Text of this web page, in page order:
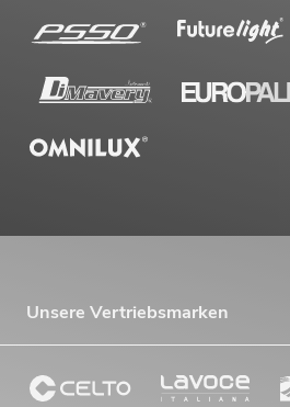
Unsere Vertriebsmarken